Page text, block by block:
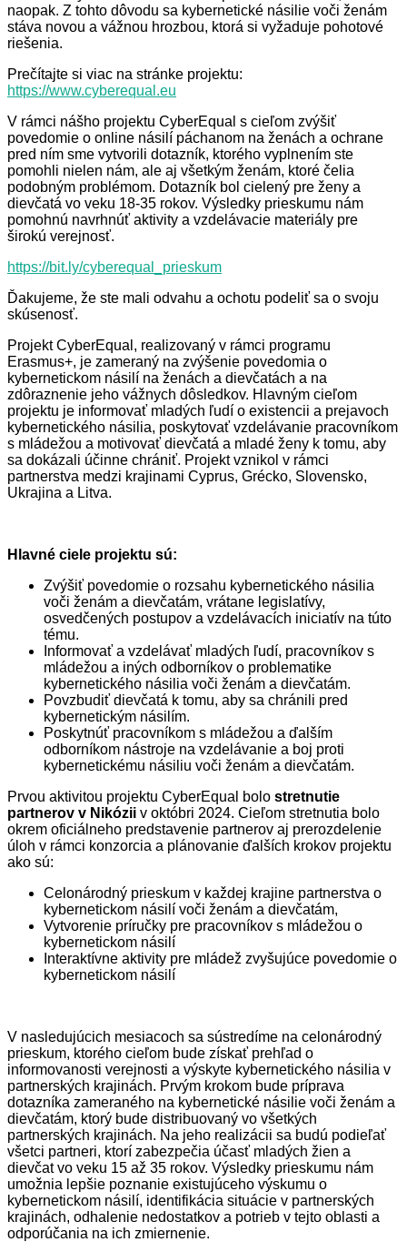
naopak. Z tohto dôvodu sa kybernetické násilie voči ženám
stáva novou a vážnou hrozbou, ktorá si vyžaduje pohotové
riešenia.
Prečítajte si viac na stránke projektu:
https://www.cyberequal.eu
V rámci nášho projektu CyberEqual s cieľom zvýšiť
povedomie o online násilí páchanom na ženách a ochrane
pred ním sme vytvorili dotazník, ktorého vyplnením ste
pomohli nielen nám, ale aj všetkým ženám, ktoré čelia
podobným problémom. Dotazník bol cielený pre ženy a
dievčatá vo veku 18-35 rokov. Výsledky prieskumu nám
pomohnú navrhnúť aktivity a vzdelávacie materiály pre
širokú verejnosť.
https://bit.ly/cyberequal_prieskum
Ďakujeme, že ste mali odvahu a ochotu podeliť sa o svoju
skúsenosť.
Projekt CyberEqual, realizovaný v rámci programu
Erasmus+, je zameraný na zvýšenie povedomia o
kybernetickom násilí na ženách a dievčatách a na
zdôraznenie jeho vážnych dôsledkov. Hlavným cieľom
projektu je informovať mladých ľudí o existencii a prejavoch
kybernetického násilia, poskytovať vzdelávanie pracovníkom
s mládežou a motivovať dievčatá a mladé ženy k tomu, aby
sa dokázali účinne chrániť. Projekt vznikol v rámci
partnerstva medzi krajinami Cyprus, Grécko, Slovensko,
Ukrajina a Litva.
Hlavné ciele projektu sú:
Zvýšiť povedomie o rozsahu kybernetického násilia
voči ženám a dievčatám, vrátane legislatívy,
osvedčených postupov a vzdelávacích iniciatív na túto
tému.
Informovať a vzdelávať mladých ľudí, pracovníkov s
mládežou a iných odborníkov o problematike
kybernetického násilia voči ženám a dievčatám.
Povzbudiť dievčatá k tomu, aby sa chránili pred
kybernetickým násilím.
Poskytnúť pracovníkom s mládežou a ďalším
odborníkom nástroje na vzdelávanie a boj proti
kybernetickému násiliu voči ženám a dievčatám.
Prvou aktivitou projektu CyberEqual bolo stretnutie
partnerov v Nikózii v októbri 2024. Cieľom stretnutia bolo
okrem oficiálneho predstavenie partnerov aj prerozdelenie
úloh v rámci konzorcia a plánovanie ďalších krokov projektu
ako sú:
Celonárodný prieskum v každej krajine partnerstva o
kybernetickom násilí voči ženám a dievčatám,
Vytvorenie príručky pre pracovníkov s mládežou o
kybernetickom násilí
Interaktívne aktivity pre mládež zvyšujúce povedomie o
kybernetickom násilí
V nasledujúcich mesiacoch sa sústredíme na celonárodný
prieskum, ktorého cieľom bude získať prehľad o
informovanosti verejnosti a výskyte kybernetického násilia v
partnerských krajinách. Prvým krokom bude príprava
dotazníka zameraného na kybernetické násilie voči ženám a
dievčatám, ktorý bude distribuovaný vo všetkých
partnerských krajinách. Na jeho realizácii sa budú podieľať
všetci partneri, ktorí zabezpečia účasť mladých žien a
dievčat vo veku 15 až 35 rokov. Výsledky prieskumu nám
umožnia lepšie poznanie existujúceho výskumu o
kybernetickom násilí, identifikácia situácie v partnerských
krajinách, odhalenie nedostatkov a potrieb v tejto oblasti a
odporúčania na ich zmiernenie.